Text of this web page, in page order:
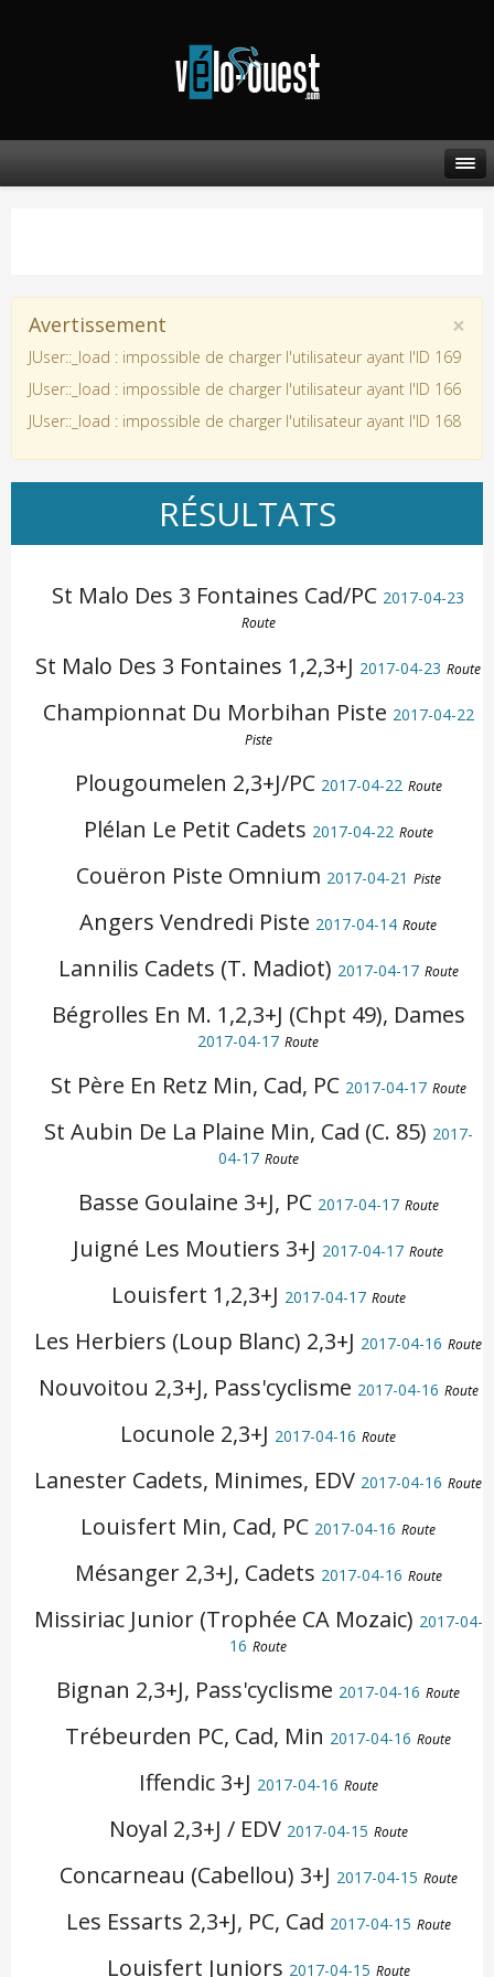
×
Avertissement
JUser::_load : impossible de charger l'utilisateur ayant l'ID 169
JUser::_load : impossible de charger l'utilisateur ayant l'ID 166
JUser::_load : impossible de charger l'utilisateur ayant l'ID 168
RÉSULTATS
St Malo Des 3 Fontaines Cad/PC 2017-04-23
Route
St Malo Des 3 Fontaines 1,2,3+J 2017-04-23 Route
Championnat Du Morbihan Piste 2017-04-22
Piste
Plougoumelen 2,3+J/PC 2017-04-22 Route
Plélan Le Petit Cadets 2017-04-22 Route
Couëron Piste Omnium 2017-04-21 Piste
Angers Vendredi Piste 2017-04-14 Route
Lannilis Cadets (T. Madiot) 2017-04-17 Route
Bégrolles En M. 1,2,3+J (Chpt 49), Dames
2017-04-17 Route
St Père En Retz Min, Cad, PC 2017-04-17 Route
St Aubin De La Plaine Min, Cad (C. 85) 2017-
04-17 Route
Basse Goulaine 3+J, PC 2017-04-17 Route
Juigné Les Moutiers 3+J 2017-04-17 Route
Louisfert 1,2,3+J 2017-04-17 Route
Les Herbiers (Loup Blanc) 2,3+J 2017-04-16 Route
Nouvoitou 2,3+J, Pass'cyclisme 2017-04-16 Route
Locunole 2,3+J 2017-04-16 Route
Lanester Cadets, Minimes, EDV 2017-04-16 Route
Louisfert Min, Cad, PC 2017-04-16 Route
Mésanger 2,3+J, Cadets 2017-04-16 Route
Missiriac Junior (Trophée CA Mozaic) 2017-04-
16 Route
Bignan 2,3+J, Pass'cyclisme 2017-04-16 Route
Trébeurden PC, Cad, Min 2017-04-16 Route
Iffendic 3+J 2017-04-16 Route
Noyal 2,3+J / EDV 2017-04-15 Route
Concarneau (Cabellou) 3+J 2017-04-15 Route
Les Essarts 2,3+J, PC, Cad 2017-04-15 Route
Louisfert Juniors 2017-04-15 Route